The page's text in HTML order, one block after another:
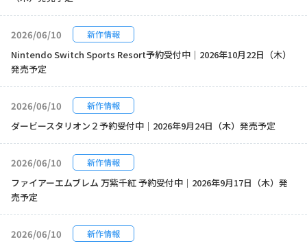
2026/06/10 新作情報
Nintendo Switch Sports Resort予約受付中｜2026年10月22日（木）
発売予定
2026/06/10 新作情報
ダービースタリオン２予約受付中｜2026年9月24日（木）発売予定
2026/06/10 新作情報
ファイアーエムブレム 万紫千紅 予約受付中｜2026年9月17日（木）発
売予定
2026/06/10 新作情報